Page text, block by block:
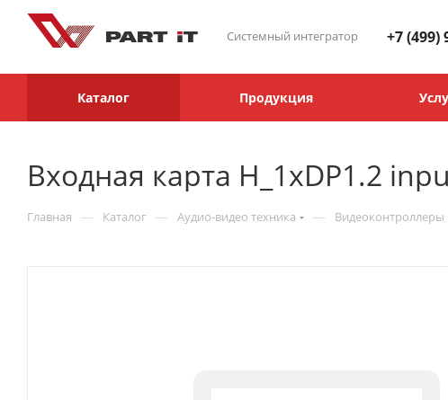
Системный интегратор +7 (499)
Каталог Продукция
Входная карта H_1xDP1.2
Главная — Каталог — Аудио-видео техника — Видеоконтроллеры